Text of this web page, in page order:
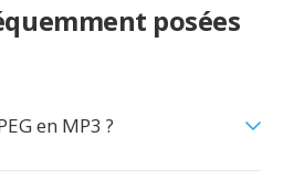
posées
en MP3 ?